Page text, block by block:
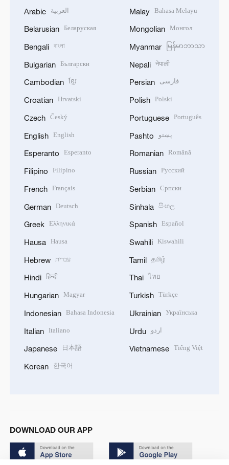
Arabic العربية
Belarusian Беларуская
Bengali বাংলা
Bulgarian Български
Cambodian ខ្មែរ
Croatian Hrvatski
Czech Český
English English
Esperanto Esperanto
Filipino Filipino
French Français
German Deutsch
Greek Ελληνικά
Hausa Hausa
Hebrew עברית
Hindi हिन्दी
Hungarian Magyar
Indonesian Bahasa Indonesia
Italian Italiano
Japanese 日本語
Korean 한국어
Malay Bahasa Melayu
Mongolian Монгол
Myanmar မြန်မာဘာသာ
Nepali नेपाली
Persian فارسی
Polish Polski
Portuguese Português
Pashto پښتو
Romanian Română
Russian Русский
Serbian Српски
Sinhala සිංහල
Spanish Español
Swahili Kiswahili
Tamil தமிழ்
Thai ไทย
Turkish Türkçe
Ukrainian Українська
Urdu اردو
Vietnamese Tiếng Việt
DOWNLOAD OUR APP